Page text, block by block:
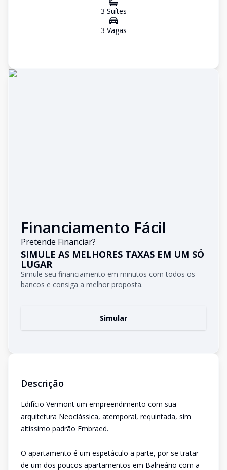
3 Suítes
3 Vagas
Financiamento Fácil
Pretende Financiar?
SIMULE AS MELHORES TAXAS EM UM SÓ
LUGAR
Simule seu financiamento em minutos com todos os
bancos e consiga a melhor proposta.
Simular
Descrição
Edifício Vermont um empreendimento com sua
arquitetura Neoclássica, atemporal, requintada, sim
altíssimo padrão Embraed.
O apartamento é um espetáculo a parte, por se tratar
de um dos poucos apartamentos em Balneário com a